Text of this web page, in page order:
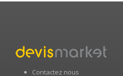
Contactez nous